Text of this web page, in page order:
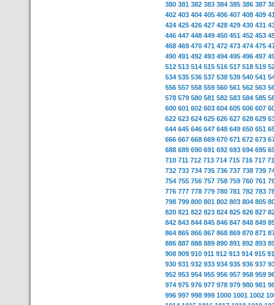
380 381 382 383 384 385 386 387
402 403 404 405 406 407 408 409
424 425 426 427 428 429 430 431
446 447 448 449 450 451 452 453
468 469 470 471 472 473 474 475
490 491 492 493 494 495 496 497
512 513 514 515 516 517 518 519
534 535 536 537 538 539 540 541
556 557 558 559 560 561 562 563
578 579 580 581 582 583 584 585
600 601 602 603 604 605 606 607
622 623 624 625 626 627 628 629
644 645 646 647 648 649 650 651
666 667 668 669 670 671 672 673
688 689 690 691 692 693 694 695
710 711 712 713 714 715 716 717
732 733 734 735 736 737 738 739
754 755 756 757 758 759 760 761
776 777 778 779 780 781 782 783
798 799 800 801 802 803 804 805
820 821 822 823 824 825 826 827
842 843 844 845 846 847 848 849
864 865 866 867 868 869 870 871
886 887 888 889 890 891 892 893
908 909 910 911 912 913 914 915
930 931 932 933 934 935 936 937
952 953 954 955 956 957 958 959
974 975 976 977 978 979 980 981
996 997 998 999 1000 1001 1002